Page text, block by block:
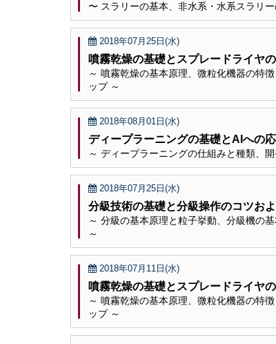
〜 スラリーの基本、非水系・水系スラリ
2018年07月25日(水)
噴霧乾燥の基礎とスプレードライヤ
～ 噴霧乾燥の基本原理、微粒化機器の特
ップ ～
2018年08月01日(水)
ディープラーニングの基礎とAIへの
～ ディープラーニングの仕組みと種類、
2018年07月25日(水)
分級技術の基礎と分級操作のコツお
～ 分級の基本原理と粒子挙動、分級機の
～
2018年07月11日(水)
噴霧乾燥の基礎とスプレードライヤ
～ 噴霧乾燥の基本原理、微粒化機器の特
ップ ～